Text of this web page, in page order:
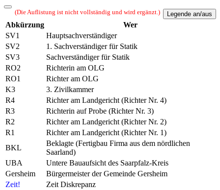
Legende an/aus
(Die Auflistung ist nicht vollständig und wird ergänzt.)
Abkürzung
Wer
SV1
Hauptsachverständiger
SV2
1. Sachverständiger für Statik
SV3
Sachverständiger für Statik
RO2
Richterin am OLG
RO1
Richter am OLG
K3
3. Zivilkammer
R4
Richter am Landgericht (Richter Nr. 4)
R3
Richterin auf Probe (Richter Nr. 3)
R2
Richter am Landgericht (Richter Nr. 2)
R1
Richter am Landgericht (Richter Nr. 1)
BKL
Beklagte (Fertigbau Firma aus dem nördlichen
Saarland)
UBA
Untere Bauaufsicht des Saarpfalz-Kreis
Gersheim
Bürgermeister der Gemeinde Gersheim
Zeit!
Zeit Diskrepanz